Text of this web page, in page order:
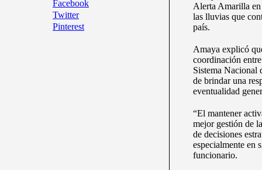
Facebook
Twitter
Pinterest
Alerta Amarilla
las lluvias que
país.
Amaya explicó
coordinación
Sistema Nacional
de brindar una
eventualidad
“El mantener
mejor gestión de
de decisiones
especialmente en
funcionario.